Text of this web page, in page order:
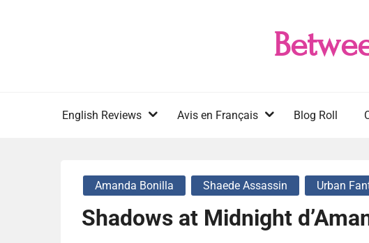
English Reviews Avis en Français Blog Roll
Amanda Bonilla Shaede Assassin Urban
Shadows at Midnight